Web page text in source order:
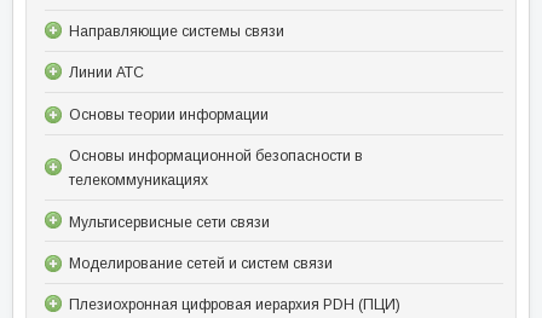
Направляющие системы связи
Линии АТС
Основы теории информации
Основы информационной безопасности в
телекоммуникациях
Мультисервисные сети связи
Моделирование сетей и систем связи
Плезиохронная цифровая иерархия PDH (ПЦИ)